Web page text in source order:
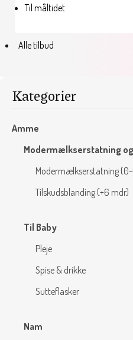
Til måltidet
Alle tilbud
Kategorier
Amme
Modermælkserstatning
Modermælkserstatning
Tilskudsblanding (+6 mdr)
Til Baby
Pleje
Spise & drikke
Sutteflasker
Nam